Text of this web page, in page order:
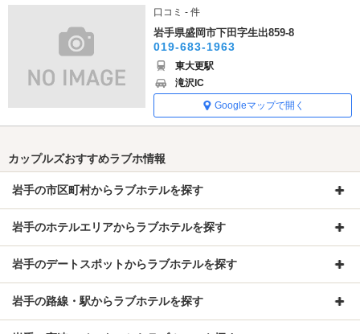
口コミ - 件
岩手県盛岡市下田字生出859-8
019-683-1963
東大更駅
滝沢IC
Googleマップで開く
カップルズおすすめラブホ情報
岩手の市区町村からラブホテルを探す
岩手のホテルエリアからラブホテルを探す
岩手のデートスポットからラブホテルを探す
岩手の路線・駅からラブホテルを探す